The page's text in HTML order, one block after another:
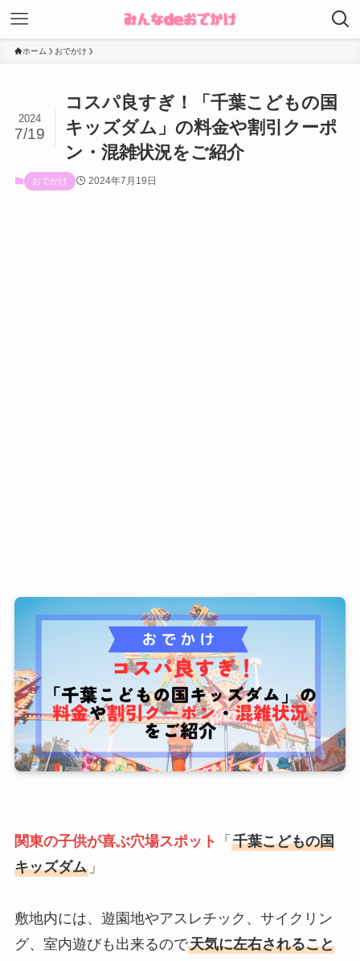
ホーム おでかけ
コスパ良すぎ！「千葉こどもの国
キッズダム」の料金や割引クーポ
ン・混雑状況をご紹介
2024
7/19
おでかけ 2024年7月19日
関東の子供が喜ぶ穴場スポット 「 千葉こどもの国
キッズダム」
敷地内には、遊園地やアスレチック、サイクリン
グ、室内遊びも出来るので天気に左右されること